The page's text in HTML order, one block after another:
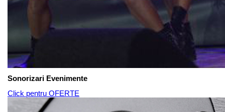
Sonorizari Evenimente
Click pentru OFERTE